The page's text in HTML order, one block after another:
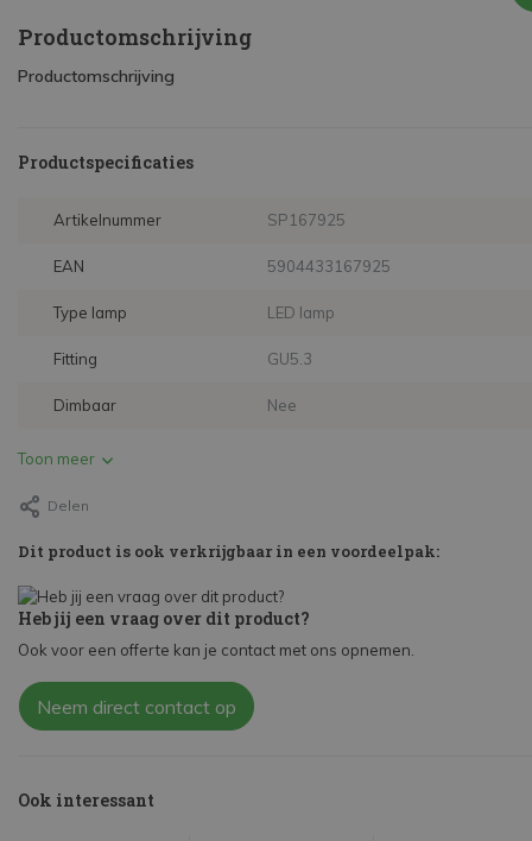
Productomschrijving
Productomschrijving
Productspecificaties
Artikelnummer SP167925
EAN 5904433167925
Type lamp LED lamp
Fitting GU5.3
Dimbaar Nee
Toon meer
Delen
Dit product is ook verkrijgbaar in een voordeelpak:
Heb jij een vraag over dit product?
Ook voor een offerte kan je contact met ons opnemen.
Neem direct contact op
Ook interessant